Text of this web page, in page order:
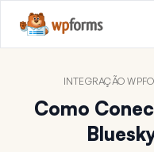
INTEGRAÇÃO
Como